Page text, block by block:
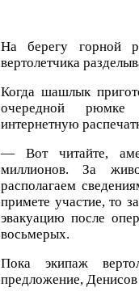
На берегу горной
вертолетчика
Когда шашлык
очередной рюмке
интернетную
— Вот читайте,
миллионов. За
располагаем
примете участие, то
эвакуацию после
восьмерых.
Пока экипаж
предложение,